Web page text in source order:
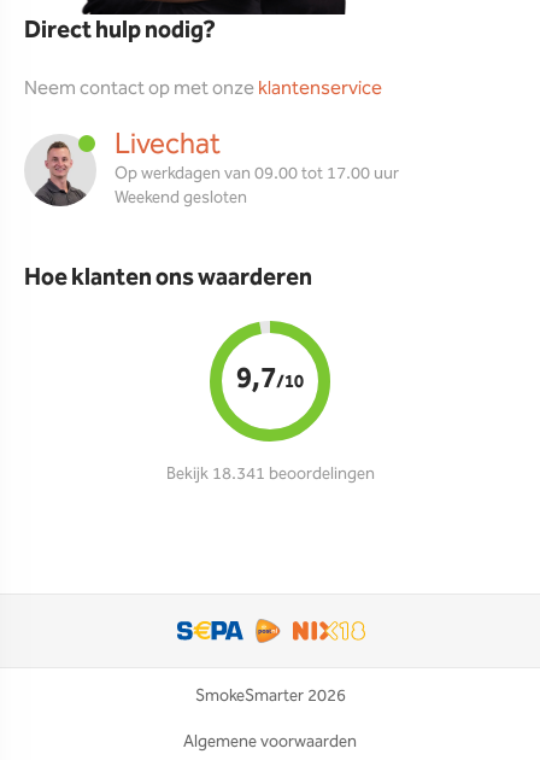
Direct hulp nodig?
Neem contact op met onzeklantenservice
Livechat
Op werkdagen van 09.00 tot 17.00 uur
Weekend gesloten
Hoe klanten ons waarderen
9,7/10
Bekijk 18.341 beoordelingen
SmokeSmarter 2026
Algemene voorwaarden